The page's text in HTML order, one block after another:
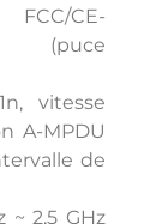
CE-
(puce
vitesse
A-MPDU
de
~ 2,5 GHz